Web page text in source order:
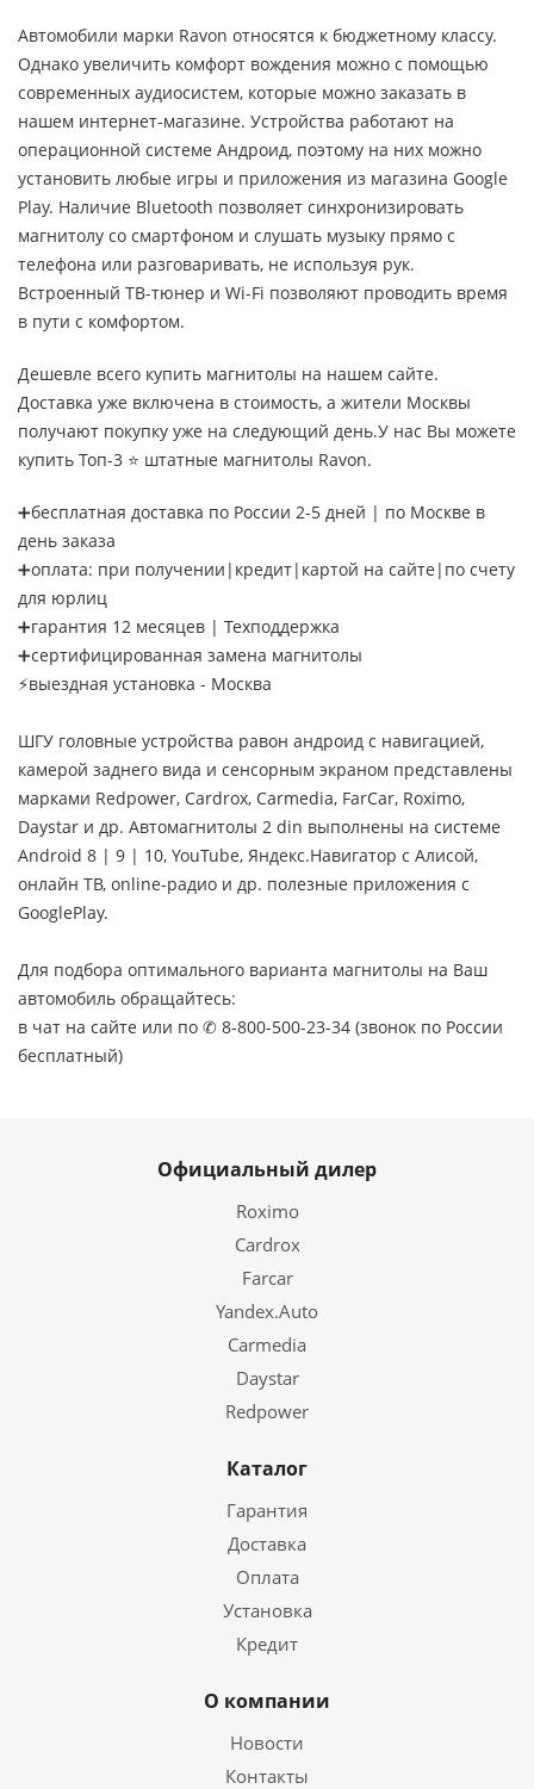
Автомобили марки Ravon относятся к бюджетному классу.
Однако увеличить комфорт вождения можно с помощью
современных аудиосистем, которые можно заказать в
нашем интернет-магазине. Устройства работают на
операционной системе Андроид, поэтому на них можно
установить любые игры и приложения из магазина Google
Play. Наличие Bluetooth позволяет синхронизировать
магнитолу со смартфоном и слушать музыку прямо с
телефона или разговаривать, не используя рук.
Встроенный ТВ-тюнер и Wi-Fi позволяют проводить время
в пути с комфортом.
Дешевле всего купить магнитолы на нашем сайте.
Доставка уже включена в стоимость, а жители Москвы
получают покупку уже на следующий день.У нас Вы можете
купить Топ-3 ⭐ штатные магнитолы Ravon.
➕бесплатная доставка по России 2-5 дней | по Москве в
день заказа
➕оплата: при получении|кредит|картой на сайте|по счету
для юрлиц
➕гарантия 12 месяцев | Техподдержка
➕сертифицированная замена магнитолы
⚡выездная установка - Москва
ШГУ головные устройства равон андроид с навигацией,
камерой заднего вида и сенсорным экраном представлены
марками Redpower, Cardrox, Carmedia, FarCar, Roximo,
Daystar и др. Автомагнитолы 2 din выполнены на системе
Android 8 | 9 | 10, YouTube, Яндекс.Навигатор с Алисой,
онлайн ТВ, online-радио и др. полезные приложения с
GooglePlay.
Для подбора оптимального варианта магнитолы на Ваш
автомобиль обращайтесь:
в чат на сайте или по ✆ 8-800-500-23-34 (звонок по России
бесплатный)
Официальный дилер
Roximo
Cardrox
Farcar
Yandex.Auto
Carmedia
Daystar
Redpower
Каталог
Гарантия
Доставка
Оплата
Установка
Кредит
О компании
Новости
Контакты